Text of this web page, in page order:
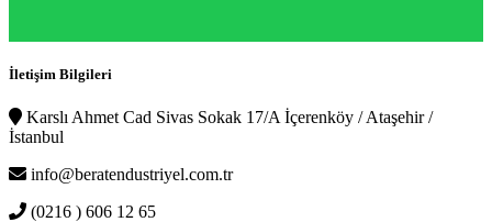
İletişim Bilgileri
Karslı Ahmet Cad Sivas Sokak 17/A İçerenköy / Ataşehir /
İstanbul
info@beratendustriyel.com.tr
(0216 ) 606 12 65